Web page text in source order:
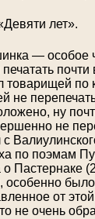
лет».
— особое
товарищей
не
ну
не
с
по поэмам
Пастернаке
особенно
от
не очень